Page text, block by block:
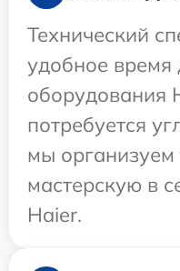
Технический
удобное время
оборудования
потребуется
мы организуем
мастерскую в
Haier.